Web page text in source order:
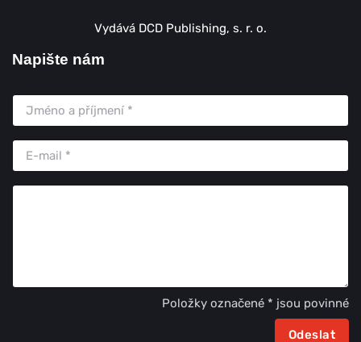
Vydává DCD Publishing, s. r. o.
Napište nám
Položky označené * jsou povinné